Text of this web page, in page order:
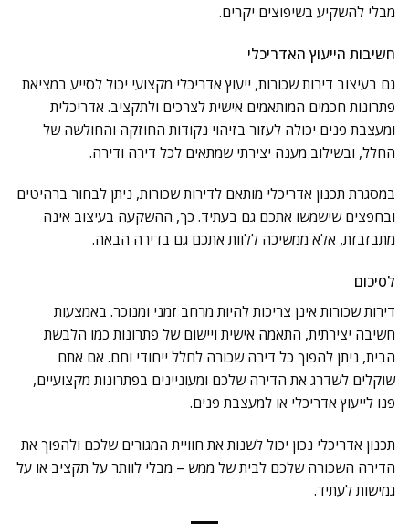
מבלי להשקיע בשיפוצים יקרים.
חשיבות הייעוץ האדריכלי
גם בעיצוב דירות שכורות, ייעוץ אדריכלי מקצועי יכול לסייע במציאת
פתרונות חכמים המותאמים אישית לצרכים ולתקציב. אדריכלית
ומעצבת פנים יכולה לעזור בזיהוי נקודות החוזקה והחולשה של
החלל, ובשילוב מענה יצירתי שמתאים לכל דירה ודירה.
במסגרת תכנון אדריכלי מותאם לדירות שכורות, ניתן לבחור ברהיטים
ובחפצים שישמשו אתכם גם בעתיד. כך, ההשקעה בעיצוב אינה
מתבזבזת, אלא ממשיכה ללוות אתכם גם בדירה הבאה.
לסיכום
דירות שכורות אינן צריכות להיות מרחב זמני ומנוכר. באמצעות
חשיבה יצירתית, התאמה אישית ויישום של פתרונות כמו הלבשת
הבית, ניתן להפוך כל דירה שכורה לחלל ייחודי וחם. אם אתם
שוקלים לשדרג את הדירה שלכם ומעוניינים בפתרונות מקצועיים,
פנו לייעוץ אדריכלי או למעצבת פנים.
תכנון אדריכלי נכון יכול לשנות את חוויית המגורים שלכם ולהפוך את
הדירה השכורה שלכם לבית של ממש – מבלי לוותר על תקציב או על
גמישות לעתיד.